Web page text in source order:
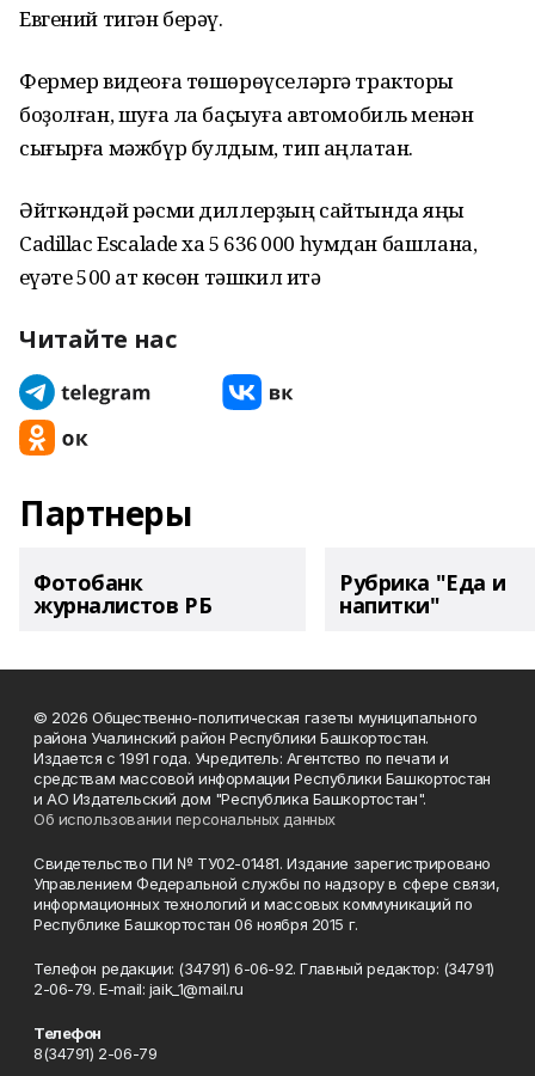
Евгений тигән берәү.
Фермер видеоға төшөрөүселәргә тракторы
боҙолған, шуға ла баҫыуға автомобиль менән
сығырға мәжбүр булдым, тип аңлатҡан.
Әйткәндәй рәсми диллерҙың сайтында яңы
Cadillac Escalade хаҡ 5 636 000 һумдан башлана,
ҡеүәте 500 ат көсөн тәшкил итә
Читайте нас
Партнеры
Фотобанк
журналистов РБ
Рубрика "Еда и
напитки"
© 2026 Общественно-политическая газеты муниципального
района Учалинский район Республики Башкортостан.
Издается с 1991 года. Учредитель: Агентство по печати и
средствам массовой информации Республики Башкортостан
и АО Издательский дом "Республика Башкортостан".
Об использовании персональных данных
Свидетельство ПИ № ТУ02-01481. Издание зарегистрировано
Управлением Федеральной службы по надзору в сфере связи,
информационных технологий и массовых коммуникаций по
Республике Башкортостан 06 ноября 2015 г.
Телефон редакции: (34791) 6-06-92. Главный редактор: (34791)
2-06-79. Е-mаil: jaik_1@mail.ru
Телефон
8(34791) 2-06-79